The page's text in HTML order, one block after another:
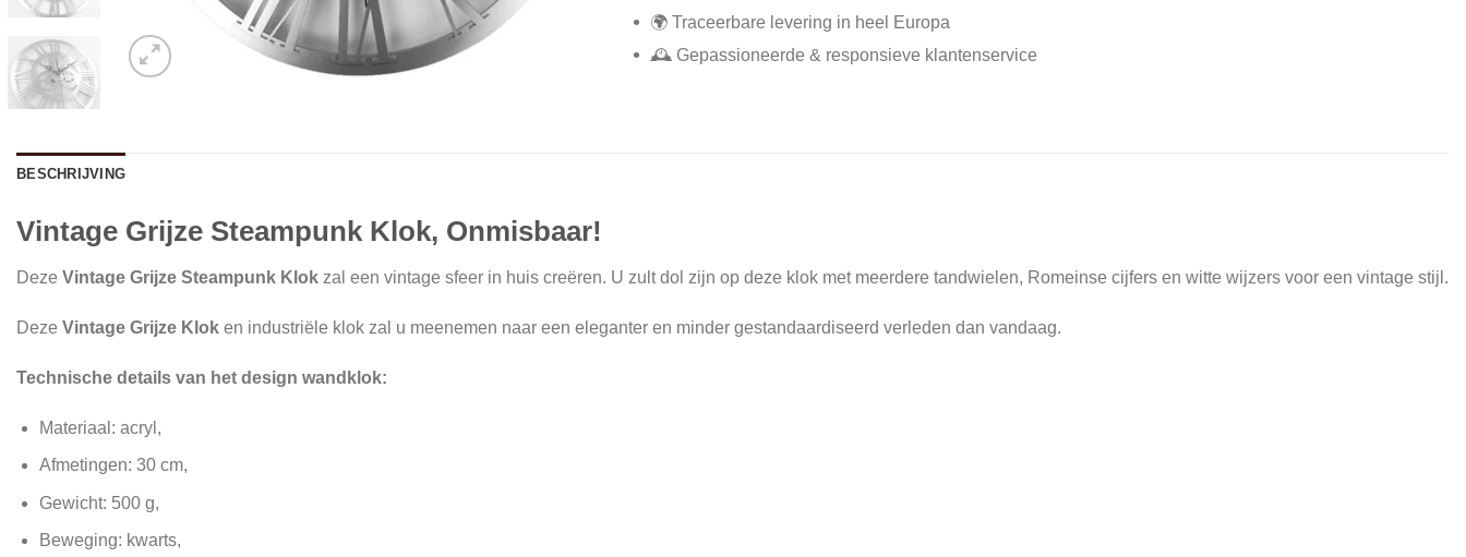
🌍 Traceerbare levering in heel Europa
🕰️ Gepassioneerde & responsieve klantenservice
BESCHRIJVING
Vintage Grijze Steampunk Klok, Onmisbaar!
Deze Vintage Grijze Steampunk Klok zal een vintage sfeer in huis creëren. U zult dol zijn op deze klok met meerdere tandwielen, Romeinse cijfers en witte wijzers voor een vintage stijl.
Deze Vintage Grijze Klok en industriële klok zal u meenemen naar een eleganter en minder gestandaardiseerd verleden dan vandaag.
Technische details van het design wandklok:
Materiaal: acryl ,
Afmetingen: 30 cm,
Gewicht: 500 g,
Beweging: kwarts,